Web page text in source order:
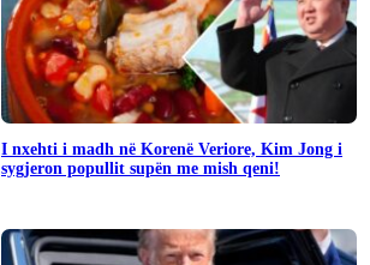
I nxehti i madh në Korenë Veriore, Kim Jong i
sygjeron popullit supën me mish qeni!